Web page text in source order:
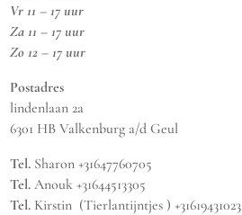
Vr 11 – 17 uur
Za 11 – 17 uur
Zo 12 – 17 uur
Postadres
lindenlaan 2a
6301 HB Valkenburg a/d Geul
Tel. Sharon +31647760705
Tel. Anouk +31644513305
Tel. Kirstin (Tierlantijntjes ) +31619431023